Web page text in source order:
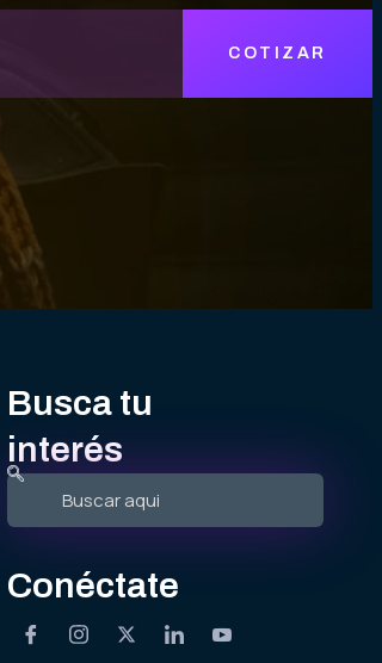
COTIZAR
Busca tu
interés
Conéctate